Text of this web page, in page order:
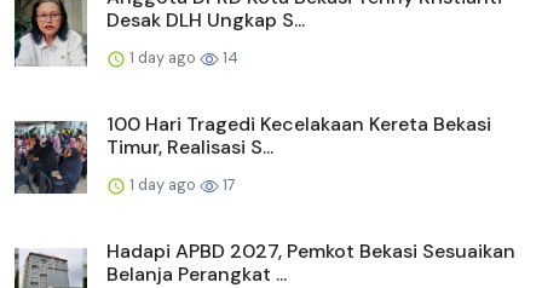
Desak DLH Ungkap S...
1 day ago 14
100 Hari Tragedi Kecelakaan Kereta Bekasi
Timur, Realisasi S...
1 day ago 17
Hadapi APBD 2027, Pemkot Bekasi Sesuaikan
Belanja Perangkat ...